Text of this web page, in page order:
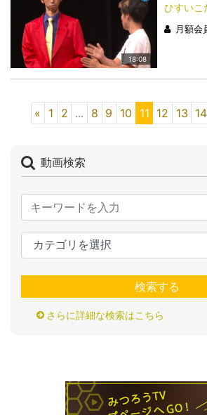
18:08
ひすいこ
月額会
« 1 2 ... 8 9 10 11 12 13 14
動画検索
検索する
さらに詳細な検索はこちら